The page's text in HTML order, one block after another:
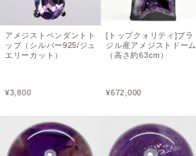
アメジストペンダントト
ップ（シルバー925/ジュ
エリーカット）
¥3,800
[トップクォリティ]ブラ
ジル産アメジストドーム
（高さ約63cm）
¥672,000